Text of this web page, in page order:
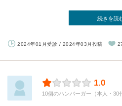
続きを読
2024年01月受診 / 2024年03月投稿
1.0
10個のハンバーガー（本人・30